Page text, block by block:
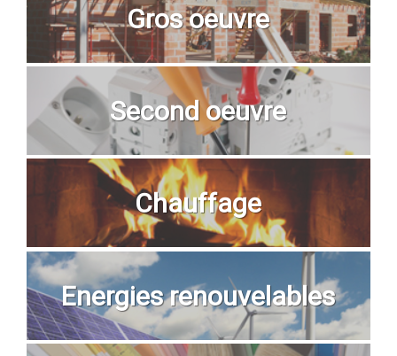
Gros oeuvre
Second oeuvre
Chauffage
Energies renouvelables